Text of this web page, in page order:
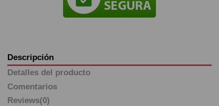
Descripción
Detalles del producto
Comentarios
Reviews(0)